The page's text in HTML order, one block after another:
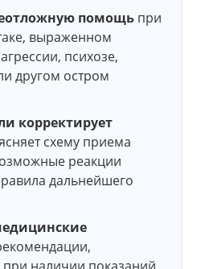
помощь при
выраженном
психозе,
другом остром
корректирует
схему приема
реакции
дальнейшего
наличии показаний